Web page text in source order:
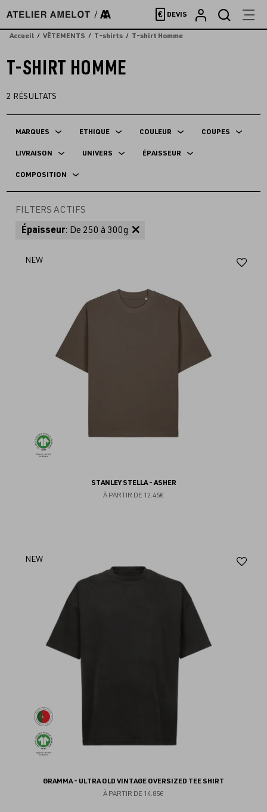
directement
au
€ DEVIS
Accueil VÊTEMENTS T-shirts T-shirt Homme
T-SHIRT HOMME
2 RÉSULTATS
MARQUES ETHIQUE COULEUR COUPES
LIVRAISON UNIVERS ÉPAISSEUR
COMPOSITION
FILTERS ACTIFS
Épaisseur: De 250 à 300g
NEW
STANLEY STELLA - ASHER
À PARTIR DE 12.45€
NEW
GRAMMA - ULTRA OLD VINTAGE OVERSIZED TEE SHIRT
À PARTIR DE 14.85€